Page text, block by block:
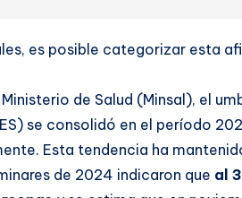
es posible categorizar esta
de Salud (Minsal), el
se consolidó en el período
Esta tendencia ha
de 2024 indicaron que al